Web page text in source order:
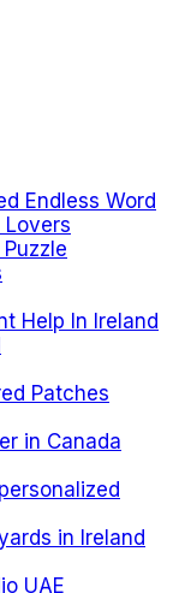
in Canada
in Ireland